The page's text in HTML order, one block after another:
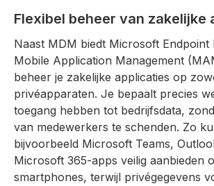
Flexibel beheer van zakelijke
Naast MDM biedt Microsoft Endpoint
Mobile Application Management
beheer je zakelijke applicaties op
privéapparaten. Je bepaalt precies
toegang hebben tot bedrijfsdata,
van medewerkers te schenden. Zo
bijvoorbeeld Microsoft Teams,
Microsoft 365-apps veilig aanbieden
smartphones, terwijl privégegevens